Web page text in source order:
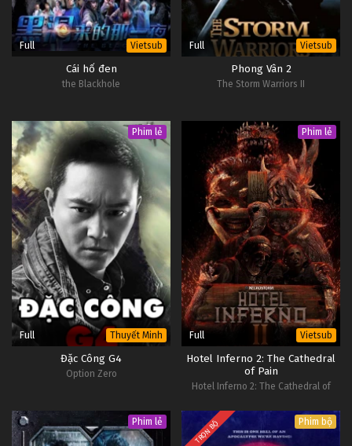
Full Vietsub
Cái hố đen
the Blackhole
Full Vietsub
Phong Vân 2
The Storm Warriors II
Phim lẻ
Full Thuyết Minh
Đặc Công G4
Option Zero
Phim lẻ
Full Vietsub
Hotel Inferno 2: The Cathedral
of Pain
Hotel Inferno 2: The Cathedral of
Phim lẻ
TRỌN BỘ Phim bộ